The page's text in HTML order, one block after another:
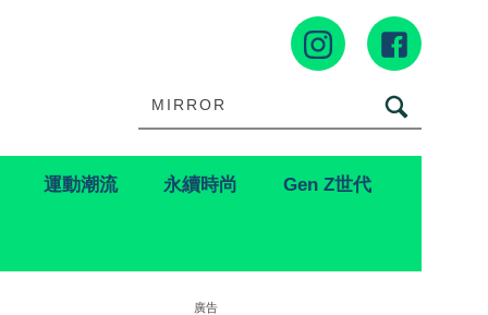
運動潮流 永續時尚 Gen Z世代
廣告